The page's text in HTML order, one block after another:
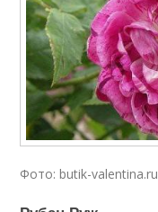
Фото: butik-valentina.ru